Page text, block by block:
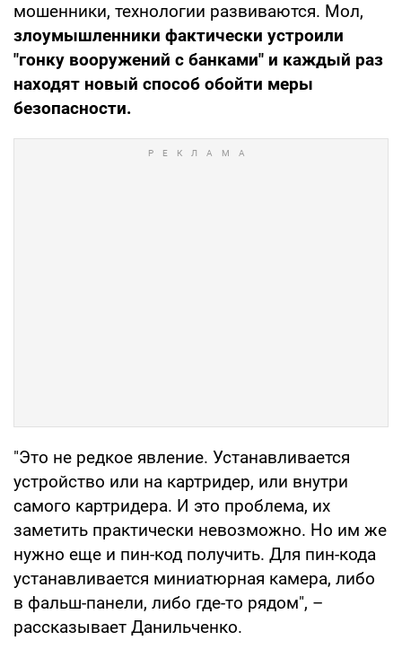
мошенники, технологии развиваются. Мол,
злоумышленники фактически устроили
"гонку вооружений с банками" и каждый раз
находят новый способ обойти меры
безопасности.
"Это не редкое явление. Устанавливается
устройство или на картридер, или внутри
самого картридера. И это проблема, их
заметить практически невозможно. Но им же
нужно еще и пин-код получить. Для пин-кода
устанавливается миниатюрная камера, либо
в фальш-панели, либо где-то рядом", –
рассказывает Данильченко.